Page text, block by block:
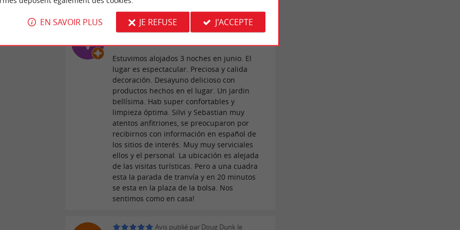
d'une visite à Bordeaux !
Avis publié par Virginia Lopez le
Estuvimos alojados 3 noches en junio. El
lugar es espectacular. Preciosa y calida
decoración. Desayuno delicioso con
productos hechos en el lugar. Un jardin
bellísima. Hab super confortables y
limpieza óptima. Silvi y Sebastian muy
atentos anfitriones, se preocuparon por
recibirnos con información en español de
los sitios de interés. Muy muy serviciales
ellos y el personal. La ubicación es alejada
de las visitas turísticas. Pero a una cuadra
esta la parada de tranvía y en 20 minutos
se esta en la plaza de la bolsa. Nos
sentimos como en casa!
Avis publié par Doug Dunk le
EN SAVOIR PLUS JE REFUSE J'ACCEPTE